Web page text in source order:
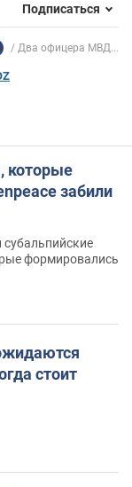
Подписаться
Два офицера МВД...
которые
забили
формировались
стоит